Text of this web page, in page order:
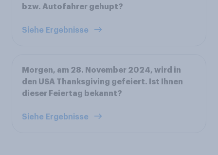
bzw. Autofahrer gehupt?
Siehe Ergebnisse
Morgen, am 28. November 2024, wird in
den USA Thanksgiving gefeiert. Ist Ihnen
dieser Feiertag bekannt?
Siehe Ergebnisse